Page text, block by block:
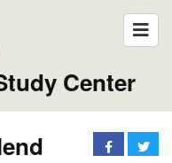
Center